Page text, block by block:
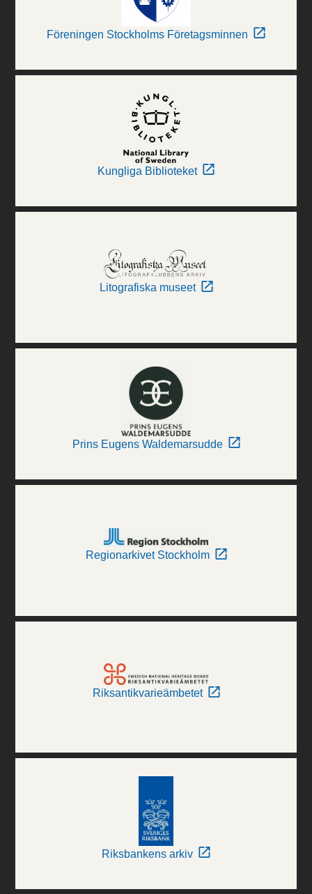
Föreningen Stockholms Företagsminnen
Kungliga Biblioteket
Litografiska museet
Prins Eugens Waldemarsudde
Regionarkivet Stockholm
Riksantikvarieämbetet
Riksbankens arkiv